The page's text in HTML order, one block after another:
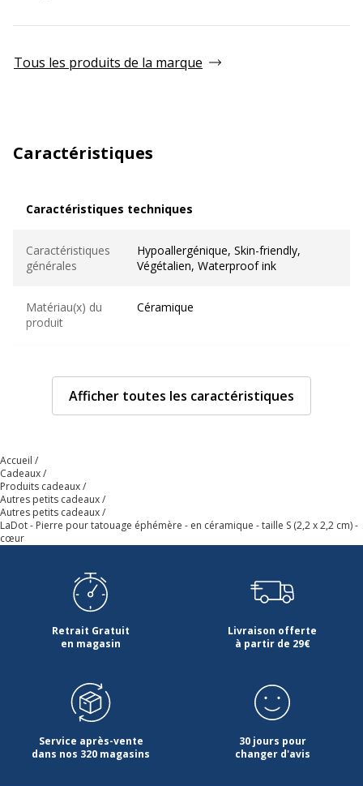
Tous les produits de la marque
Caractéristiques
Caractéristiques techniques
Caractéristiques
générales
Hypoallergénique, Skin-friendly,
Végétalien, Waterproof ink
Matériau(x) du
produit
Céramique
Taille du
fabricant
Petit
Thème/Design
Caractéristiques générales
Caractéristiques générales
Quantité incluse
Type de produit Pierre de tatouage temporaire
Données d'identification
Code barre maitre 8718503971056
Afficher toutes les caractéristiques
Accueil
Cadeaux
Produits cadeaux
Autres petits cadeaux
Autres petits cadeaux
LaDot - Pierre pour tatouage éphémère - en céramique - taille S (2,2 x 2,2 cm) -
cœur
Retrait Gratuit
en magasin
Livraison offerte
à partir de 29€
Service après-vente
dans nos 320 magasins
30 jours pour
changer d'avis